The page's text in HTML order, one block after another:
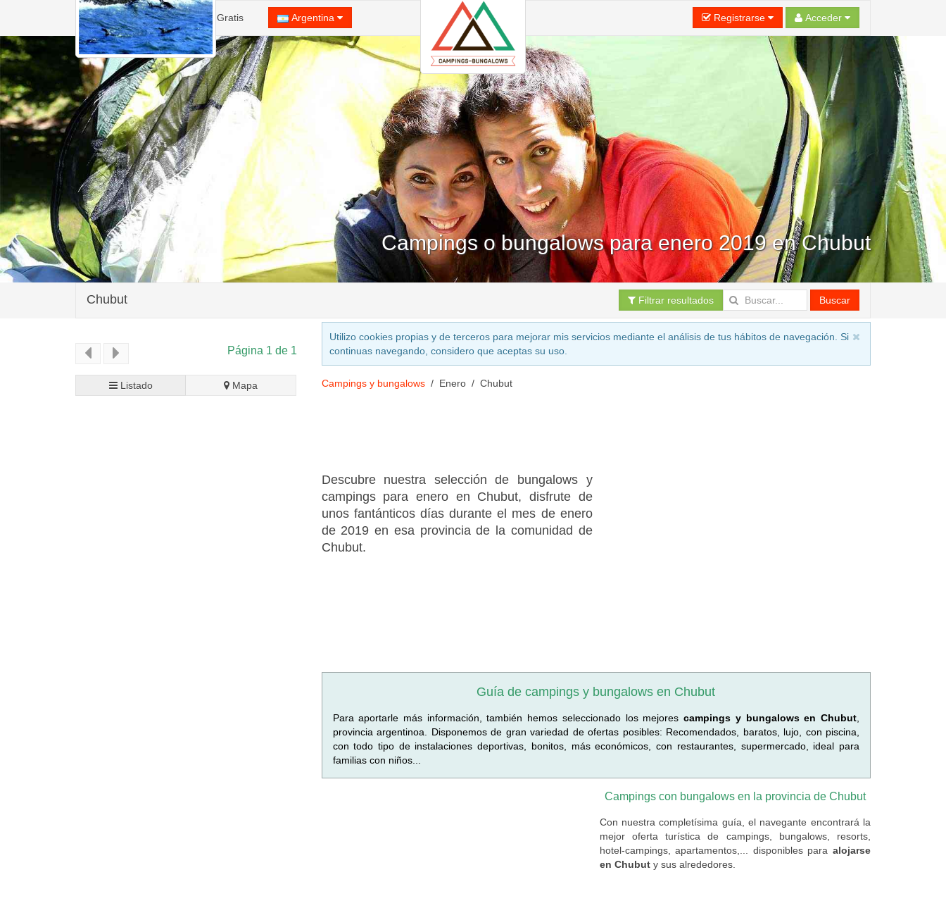
Inicio Alta Camping Gratis Argentina Registrarse Acceder
Campings o bungalows para enero 2019 en Chubut
Chubut Filtrar resultados Buscar
Página 1 de 1
Listado Mapa
Utilizo cookies propias y de terceros para mejorar mis servicios mediante el análisis de tus hábitos de navegación. Si
continuas navegando, considero que aceptas su uso.
Campings y bungalows Enero Chubut
Descubre nuestra selección de bungalows y
campings para enero en Chubut, disfrute de
unos fantánticos días durante el mes de enero
de 2019 en esa provincia de la comunidad de
Chubut.
Guía de campings y bungalows en Chubut
Para aportarle más información, también hemos seleccionado los mejorescampings y bungalows en Chubut
provincia argentinoa. Disponemos de gran variedad de ofertas posibles: Recomendados, baratos, lujo, con piscina,
con todo tipo de instalaciones deportivas, bonitos, más económicos, con restaurantes, supermercado, ideal para
familias con niños...
Campings con bungalows en la provincia de Chubut
Con nuestra completísima guía, el navegante encontrará la
mejor oferta turística de campings, bungalows, resorts,
hotel-campings, apartamentos,... disponibles para alojarse
en Chubuty sus alrededores.